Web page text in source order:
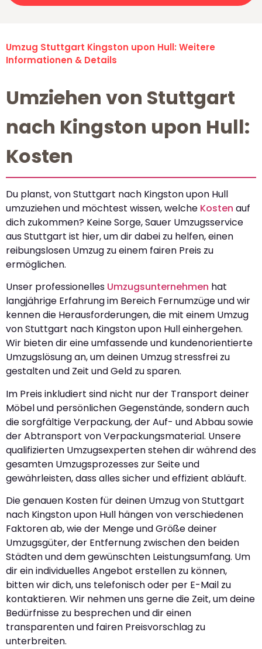
Umzug Stuttgart Kingston upon Hull: Weitere
Informationen & Details
Umziehen von Stuttgart
nach Kingston upon Hull:
Kosten
Du planst, von Stuttgart nach Kingston upon Hull
umzuziehen und möchtest wissen, welche Kosten auf
dich zukommen? Keine Sorge, Sauer Umzugsservice
aus Stuttgart ist hier, um dir dabei zu helfen, einen
reibungslosen Umzug zu einem fairen Preis zu
ermöglichen.
Unser professionelles Umzugsunternehmen hat
langjährige Erfahrung im Bereich Fernumzüge und wir
kennen die Herausforderungen, die mit einem Umzug
von Stuttgart nach Kingston upon Hull einhergehen.
Wir bieten dir eine umfassende und kundenorientierte
Umzugslösung an, um deinen Umzug stressfrei zu
gestalten und Zeit und Geld zu sparen.
Im Preis inkludiert sind nicht nur der Transport deiner
Möbel und persönlichen Gegenstände, sondern auch
die sorgfältige Verpackung, der Auf- und Abbau sowie
der Abtransport von Verpackungsmaterial. Unsere
qualifizierten Umzugsexperten stehen dir während des
gesamten Umzugsprozesses zur Seite und
gewährleisten, dass alles sicher und effizient abläuft.
Die genauen Kosten für deinen Umzug von Stuttgart
nach Kingston upon Hull hängen von verschiedenen
Faktoren ab, wie der Menge und Größe deiner
Umzugsgüter, der Entfernung zwischen den beiden
Städten und dem gewünschten Leistungsumfang. Um
dir ein individuelles Angebot erstellen zu können,
bitten wir dich, uns telefonisch oder per E-Mail zu
kontaktieren. Wir nehmen uns gerne die Zeit, um deine
Bedürfnisse zu besprechen und dir einen
transparenten und fairen Preisvorschlag zu
unterbreiten.